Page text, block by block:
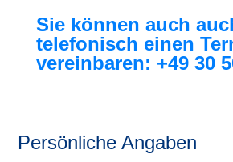
Sie können auch
telefonisch einen
vereinbaren: +49 30
Persönliche Angaben